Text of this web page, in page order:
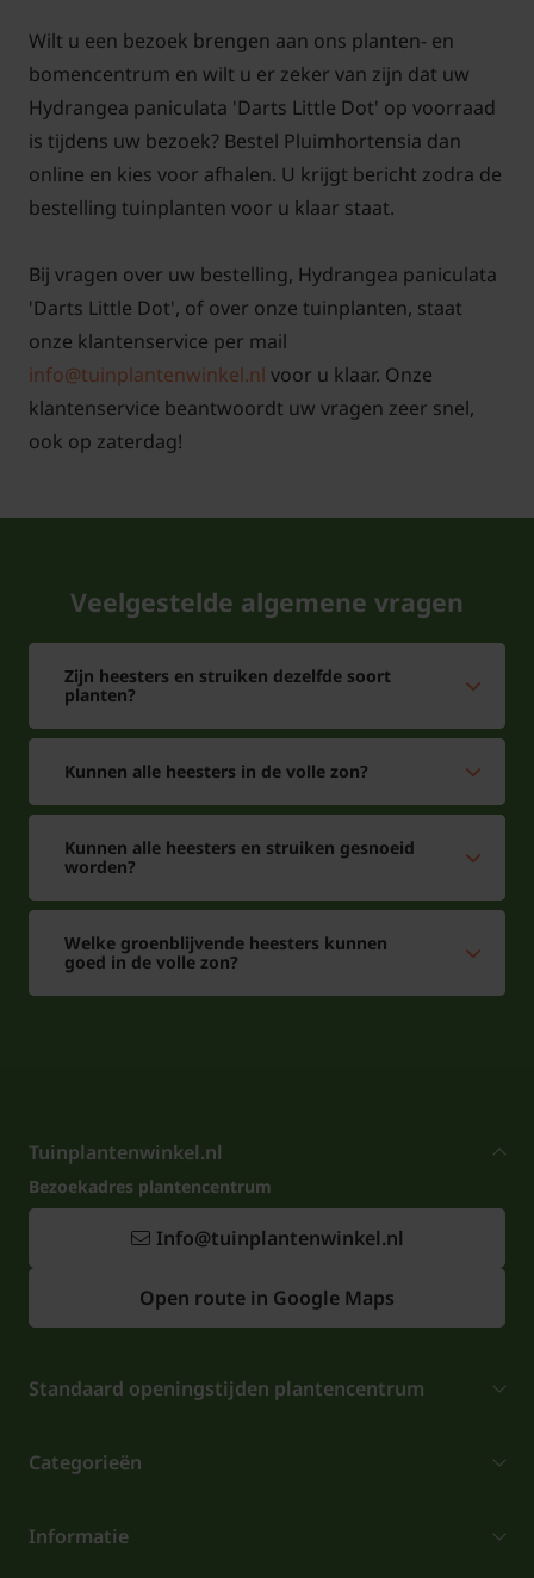
Wilt u een bezoek brengen aan ons planten- en
bomencentrum en wilt u er zeker van zijn dat uw
Hydrangea paniculata 'Darts Little Dot' op voorraad
is tijdens uw bezoek? Bestel Pluimhortensia dan
online en kies voor afhalen. U krijgt bericht zodra de
bestelling tuinplanten voor u klaar staat.
Bij vragen over uw bestelling, Hydrangea paniculata
'Darts Little Dot', of over onze tuinplanten, staat
onze klantenservice per mail
info@tuinplantenwinkel.nl voor u klaar. Onze
klantenservice beantwoordt uw vragen zeer snel,
ook op zaterdag!
Veelgestelde algemene vragen
Zijn heesters en struiken dezelfde soort
planten?
Kunnen alle heesters in de volle zon?
Kunnen alle heesters en struiken gesnoeid
worden?
Welke groenblijvende heesters kunnen
goed in de volle zon?
Tuinplantenwinkel.nl
Bezoekadres plantencentrum
Info@tuinplantenwinkel.nl
Open route in Google Maps
Standaard openingstijden plantencentrum
Categorieën
Informatie